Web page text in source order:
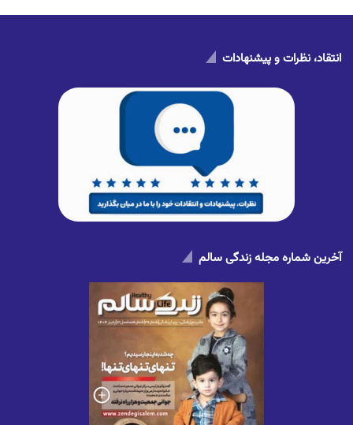
انتقاد، نظرات و پیشنهادات
آخرین شماره مجله زندگی سالم